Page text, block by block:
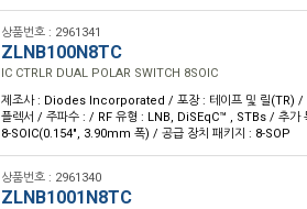
상품번호 : 2961341
ZLNB100N8TC
IC CTRLR DUAL POLAR SWITCH 8SOIC
제조사 : Diodes Incorporated / 포장 : 테이프 및 릴(TR) /
플렉서 / 주파수 : / RF 유형 : LNB, DiSEqC™ , STBs / 추가
8-SOIC(0.154", 3.90mm 폭) / 공급 장치 패키지 : 8-SOP
상품번호 : 2961340
ZLNB1001N8TC